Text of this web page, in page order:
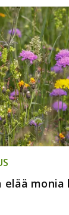
elää